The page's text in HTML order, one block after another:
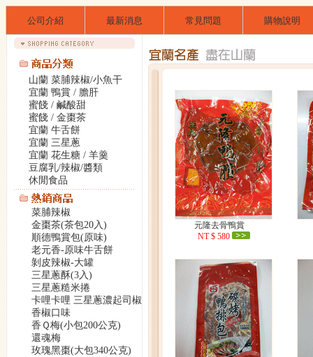
公司介紹 最新消息 常見問題 購物說明
山蘭 菜脯辣椒/小魚干
宜蘭 鴨賞 / 膽肝
蜜餞 / 鹹酸甜
蜜餞 / 金棗茶
宜蘭 牛舌餅
宜蘭 三星蔥
宜蘭 花生糖 / 羊羹
豆腐乳/辣椒/醬類
休閒食品
菜脯辣椒
金棗茶(茶包20入)
順德鴨賞包(原味)
老元香-原味牛舌餅
剝皮辣椒-大罐
三星蔥酥(3入)
三星蔥糙米捲
卡哩卡哩 三星蔥濃起司椒
香椒口味
香Ｑ梅(小包200公克)
還魂梅
玫瑰黑棗(大包340公克)
元隆去骨鴨賞
NT $ 580